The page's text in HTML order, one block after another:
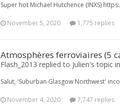
Super hot Michael Hutchence (INXS)
November 5, 2020 1,775 replies
Atmosphères ferroviaires (5
Flash_2013 replied to Julien's topic in
Salut, 'Suburban Glasgow Northwest'
November 4, 2020 7,747 replies